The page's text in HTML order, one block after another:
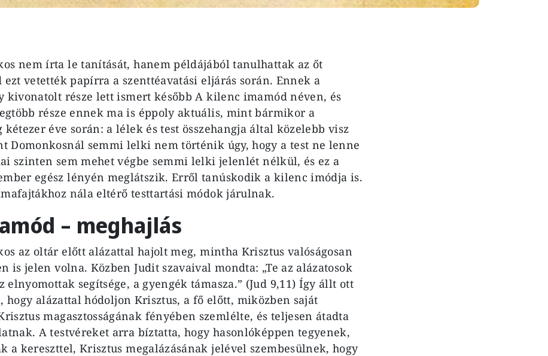
nem írta le tanítását, hanem példájából tanulhattak az őt
ezt vetették papírra a szenttéavatási eljárás során. Ennek a
kivonatolt része lett ismert később A kilenc imamód néven, és
része ennek ma is éppoly aktuális, mint bármikor a
kétezer éve során: a lélek és test összehangja által közelebb visz
Domonkosnál semmi lelki nem történik úgy, hogy a test ne lenne
szinten sem mehet végbe semmi lelki jelenlét nélkül, és ez a
egész lényén meglátszik. Erről tanúskodik a kilenc imódja is.
nála eltérő testtartási módok járulnak.
– meghajlás
az oltár előtt alázattal hajolt meg, mintha Krisztus valóságosan
is jelen volna. Közben Judit szavaival mondta: „Te az alázatosok
elnyomottak segítsége, a gyengék támasza.” (Jud 9,11) Így állt ott
hogy alázattal hódoljon Krisztus, a fő előtt, miközben saját
magasztosságának fényében szemlélte, és teljesen átadta
A testvéreket arra bíztatta, hogy hasonlóképpen tegyenek,
a kereszttel, Krisztus megalázásának jelével szembesülnek, hogy